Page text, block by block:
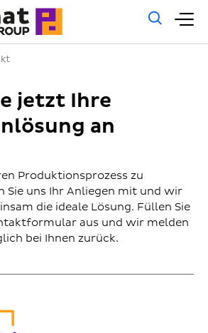
jetzt Ihre
an
Produktionsprozess zu
Sie uns Ihr Anliegen mit und wir
die ideale Lösung. Füllen Sie
aus und wir melden
bei Ihnen zurück.